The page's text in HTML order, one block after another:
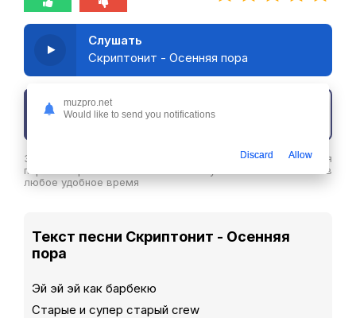
Слушать
Скриптонит - Осенняя пора
Скачать трек
Здесь вы можете скачать песню Скриптонит - Осенняя
пора в хорошем качестве или слушайте ее бесплатнов
любое удобное время
Текст песни Скриптонит - Осенняя
пора
Эй эй эй как барбекю
Старые и супер старый crew
muzpro.net
Would like to send you notifications
Discard Allow